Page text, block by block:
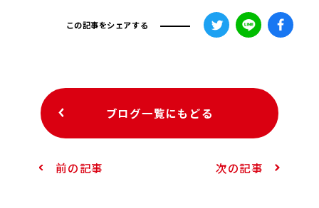
この記事をシェアする
前の記事
ブログ一覧にもどる
次の記事